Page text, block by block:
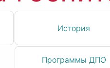
История
Программы ДПО